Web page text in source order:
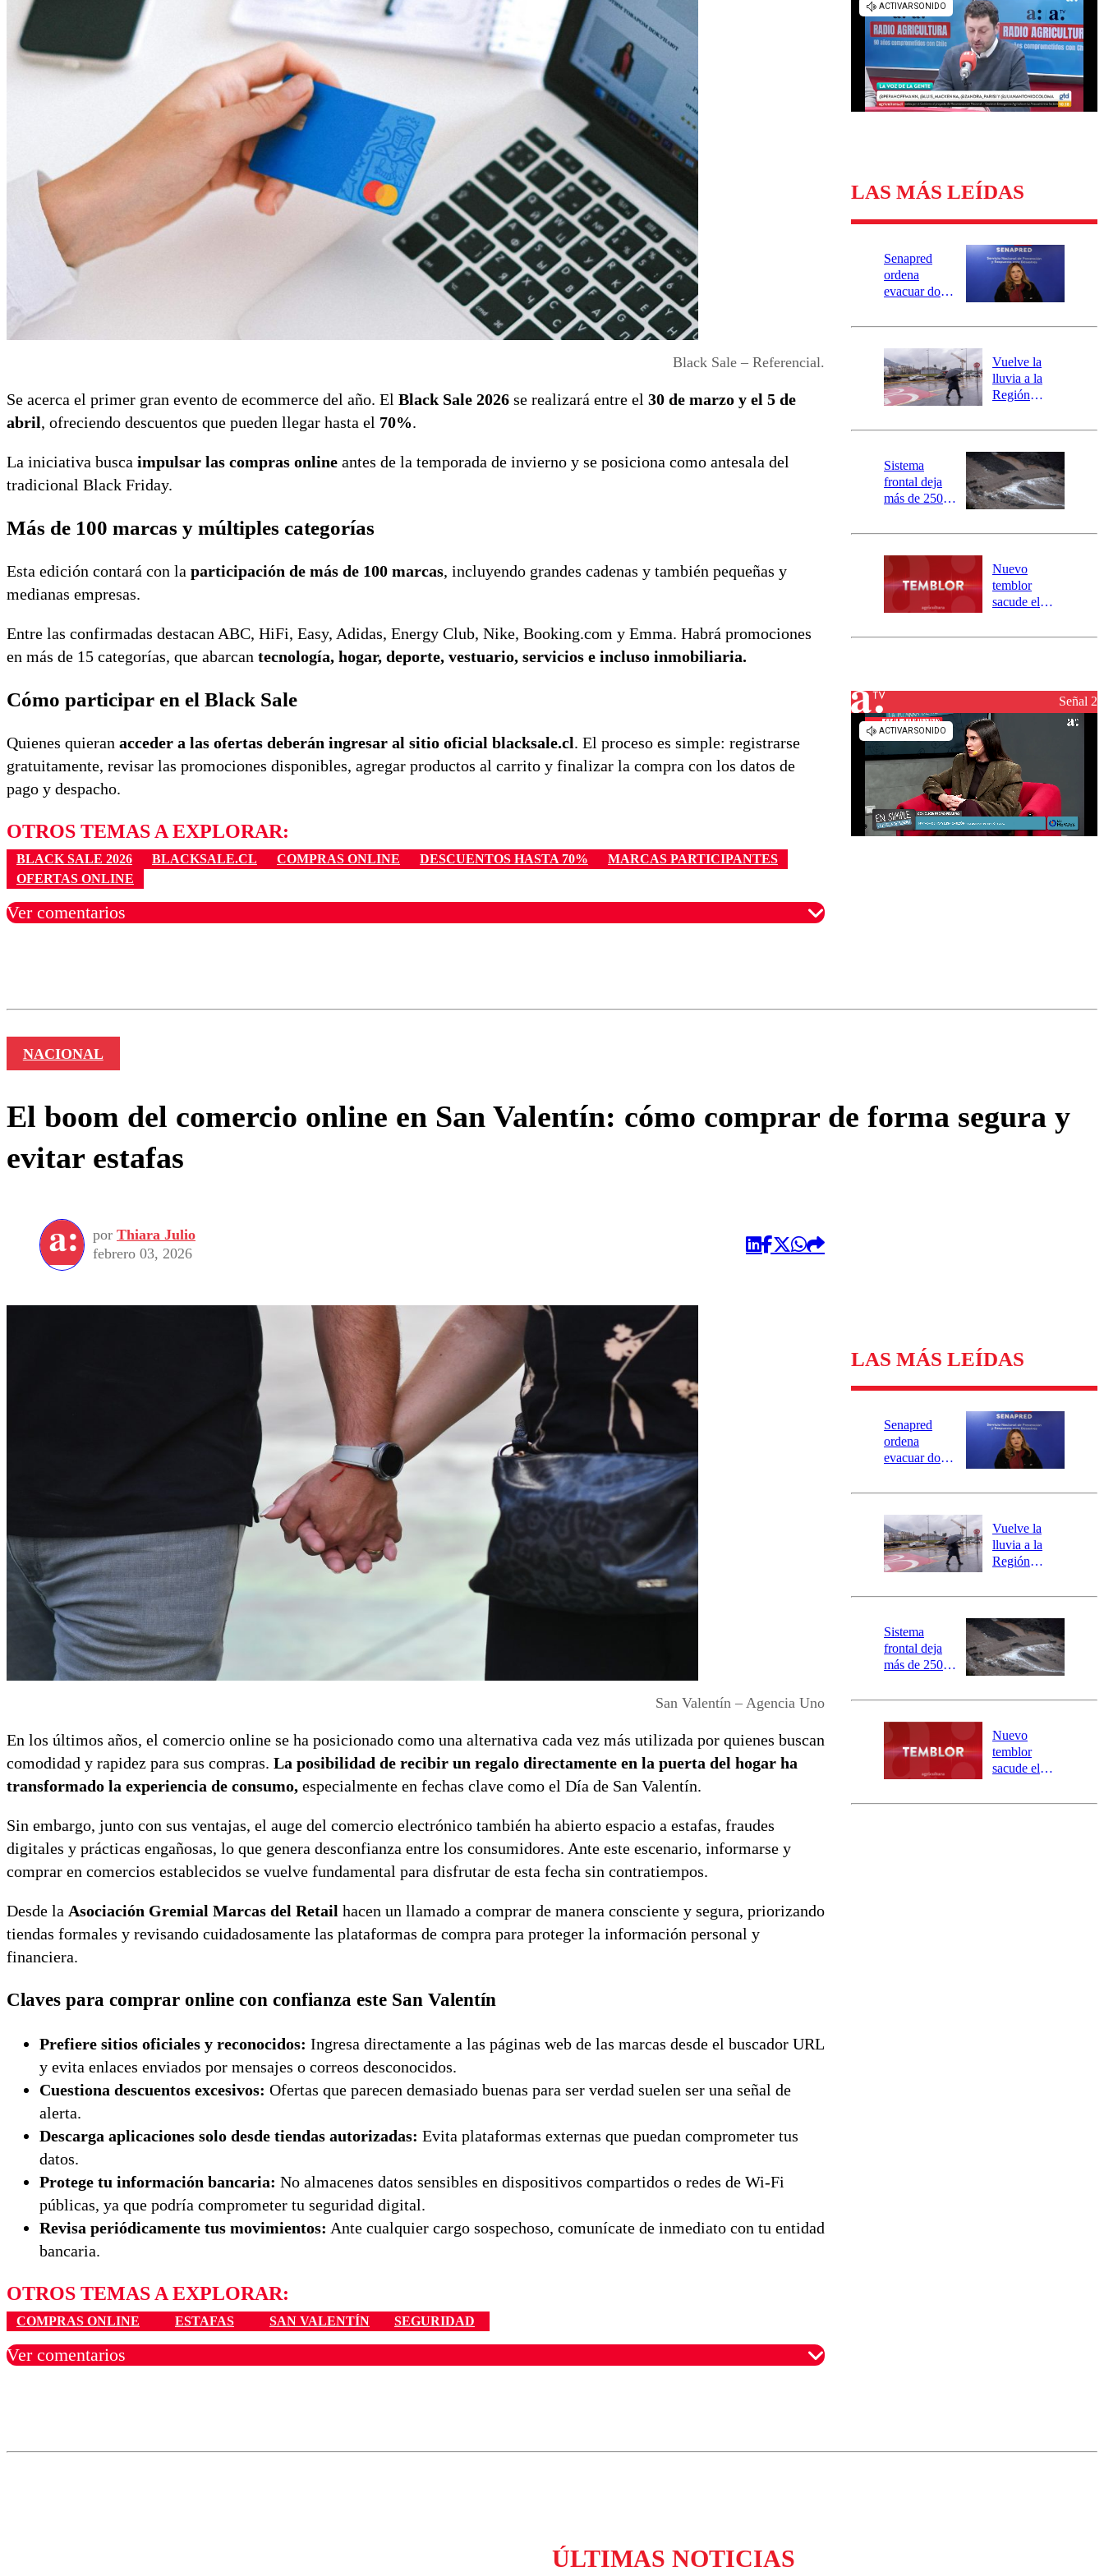
Universidad de Chile
Sustentabilidad
Black Sale – Referencial.
Se acerca el primer gran evento de ecommerce del año. El Black Sale 2026 se realizará entre el 30 de marzo y el 5 de
abril, ofreciendo descuentos que pueden llegar hasta el 70%.
La iniciativa busca impulsar las compras online antes de la temporada de invierno y se posiciona como antesala del
tradicional Black Friday.
Más de 100 marcas y múltiples categorías
Esta edición contará con la participación de más de 100 marcas, incluyendo grandes cadenas y también pequeñas y
medianas empresas.
Entre las confirmadas destacan ABC, HiFi, Easy, Adidas, Energy Club, Nike, Booking.com y Emma. Habrá promociones
en más de 15 categorías, que abarcan tecnología, hogar, deporte, vestuario, servicios e incluso inmobiliaria.
Cómo participar en el Black Sale
Quienes quieran acceder a las ofertas deberán ingresar al sitio oficial blacksale.cl. El proceso es simple: registrarse
gratuitamente, revisar las promociones disponibles, agregar productos al carrito y finalizar la compra con los datos de
pago y despacho.
OTROS TEMAS A EXPLORAR:
BLACK SALE 2026 BLACKSALE.CL COMPRAS ONLINE DESCUENTOS HASTA 70%
MARCAS PARTICIPANTES
OFERTAS ONLINE
Ver comentarios
LAS MÁS LEÍDAS
Senapred
ordena
evacuar dos
Carahue por
río Damas:
activa
mensajería
SAE
Vuelve la
lluvia a la
Región
este es el
la DMC para
este viernes
Sistema
frontal deja
más de 250
y 317
aisladas entre
Valparaíso y
Los Ríos
Nuevo
temblor
sacude el
revisa la
Señal 2
NACIONAL
El boom del comercio online en San Valentín: cómo comprar de forma segura y
evitar estafas
por Thiara Julio
febrero 03, 2026
San Valentín – Agencia Uno
En los últimos años, el comercio online se ha posicionado como una alternativa cada vez más utilizada por quienes buscan
comodidad y rapidez para sus compras. La posibilidad de recibir un regalo directamente en la puerta del hogar ha
transformado la experiencia de consumo, especialmente en fechas clave como el Día de San Valentín.
Sin embargo, junto con sus ventajas, el auge del comercio electrónico también ha abierto espacio a estafas, fraudes
digitales y prácticas engañosas, lo que genera desconfianza entre los consumidores. Ante este escenario, informarse y
comprar en comercios establecidos se vuelve fundamental para disfrutar de esta fecha sin contratiempos.
Desde la Asociación Gremial Marcas del Retail hacen un llamado a comprar de manera consciente y segura, priorizando
tiendas formales y revisando cuidadosamente las plataformas de compra para proteger la información personal y
financiera.
Claves para comprar online con confianza este San Valentín
Prefiere sitios oficiales y reconocidos: Ingresa directamente a las páginas web de las marcas desde el buscador URL
y evita enlaces enviados por mensajes o correos desconocidos.
Cuestiona descuentos excesivos: Ofertas que parecen demasiado buenas para ser verdad suelen ser una señal de
alerta.
Descarga aplicaciones solo desde tiendas autorizadas: Evita plataformas externas que puedan comprometer tus
datos.
Protege tu información bancaria: No almacenes datos sensibles en dispositivos compartidos o redes de Wi-Fi
públicas, ya que podría comprometer tu seguridad digital.
Revisa periódicamente tus movimientos: Ante cualquier cargo sospechoso, comunícate de inmediato con tu entidad
bancaria.
OTROS TEMAS A EXPLORAR:
COMPRAS ONLINE ESTAFAS SAN VALENTÍN SEGURIDAD
Ver comentarios
LAS MÁS LEÍDAS
Senapred
ordena
evacuar dos
Carahue por
río Damas:
activa
mensajería
SAE
Vuelve la
lluvia a la
Región
este es el
la DMC para
este viernes
Sistema
frontal deja
más de 250
y 317
aisladas entre
Valparaíso y
Los Ríos
Nuevo
temblor
sacude el
revisa la
ÚLTIMAS NOTICIAS